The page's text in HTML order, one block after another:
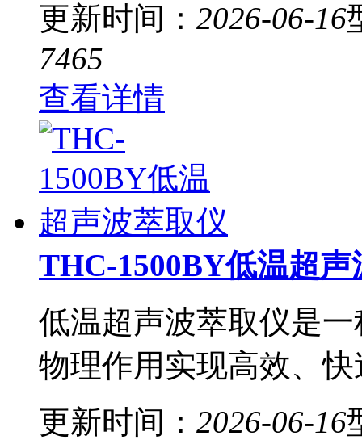
更新时间： 2026-06-16
7465
查看详情
THC-1500BY低温超声
低温超声波萃取仪是
物理作用实现高效、
更新时间： 2026-06-16